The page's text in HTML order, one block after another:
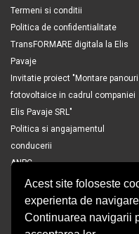
Acest site foloseste
experienta de
Continuarea navigarii
Termeni si conditii
Politica de confidentialitate
TransFORMARE digitala la Elis
Pavaje
Invitatie proiect "Montare panouri
fotovoltaice in cadrul companiei
Elis Pavaje SRL"
Politica si angajamentul
conducerii
ANPC